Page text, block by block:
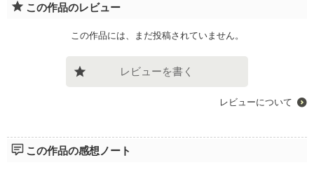
この作品のレビュー
この作品には、まだ投稿されていません。
レビューを書く
レビューについて
この作品の感想ノート